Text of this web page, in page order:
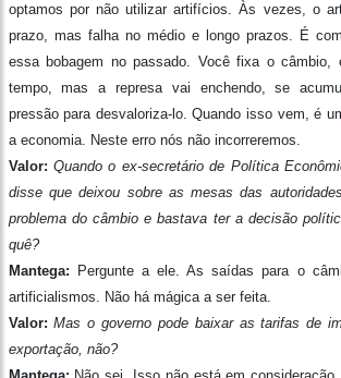
optamos por não utilizar artifícios. Às vezes, o
prazo, mas falha no médio e longo prazos. É
essa bobagem no passado. Você fixa o câmbio,
tempo, mas a represa vai enchendo, se
pressão para desvaloriza-lo. Quando isso vem, é
a economia. Neste erro nós não incorreremos.
Valor: Quando o ex-secretário de Política
disse que deixou sobre as mesas das
problema do câmbio e bastava ter a decisão
quê?
Mantega: Pergunte a ele. As saídas para o
artificialismos. Não há mágica a ser feita.
Valor: Mas o governo pode baixar as tarifas de
exportação, não?